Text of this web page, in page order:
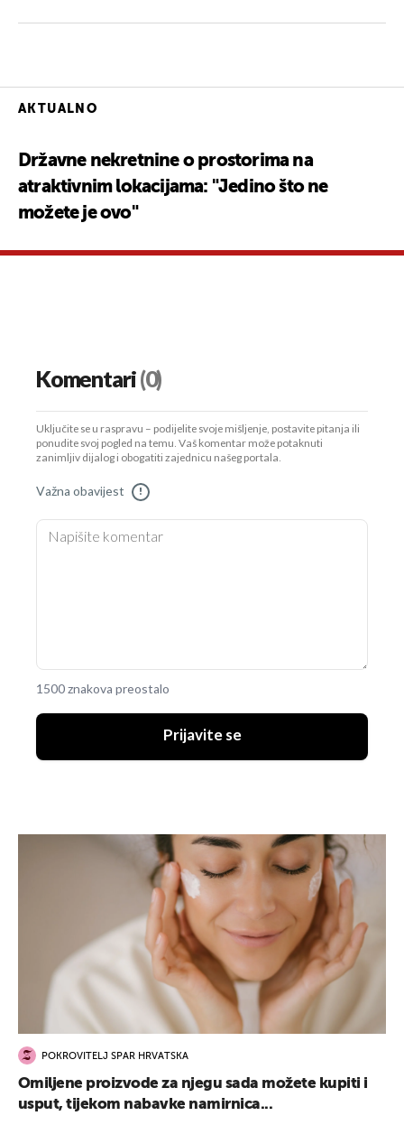
AKTUALNO
Državne nekretnine o prostorima na
atraktivnim lokacijama: "Jedino što ne
možete je ovo"
Komentari(0)
Uključite se u raspravu – podijelite svoje mišljenje, postavite pitanja ili
ponudite svoj pogled na temu. Vaš komentar može potaknuti
zanimljiv dijalog i obogatiti zajednicu našeg portala.
Važna obavijest !
1500 znakova preostalo
Prijavite se
POKROVITELJ SPAR HRVATSKA
Omiljene proizvode za njegu sada možete kupiti i
usput, tijekom nabavke namirnica...